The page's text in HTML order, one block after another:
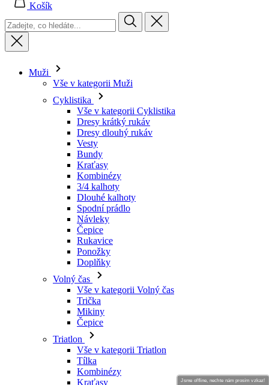
Košík
Muži
Vše v kategorii Muži
Cyklistika
Vše v kategorii Cyklistika
Dresy krátký rukáv
Dresy dlouhý rukáv
Vesty
Bundy
Kraťasy
Kombinézy
3/4 kalhoty
Dlouhé kalhoty
Spodní prádlo
Návleky
Čepice
Rukavice
Ponožky
Doplňky
Volný čas
Vše v kategorii Volný čas
Trička
Mikiny
Čepice
Triatlon
Vše v kategorii Triatlon
Tílka
Kombinézy
Kraťasy
Jsme offline, nechte nám prosím vzkaz!